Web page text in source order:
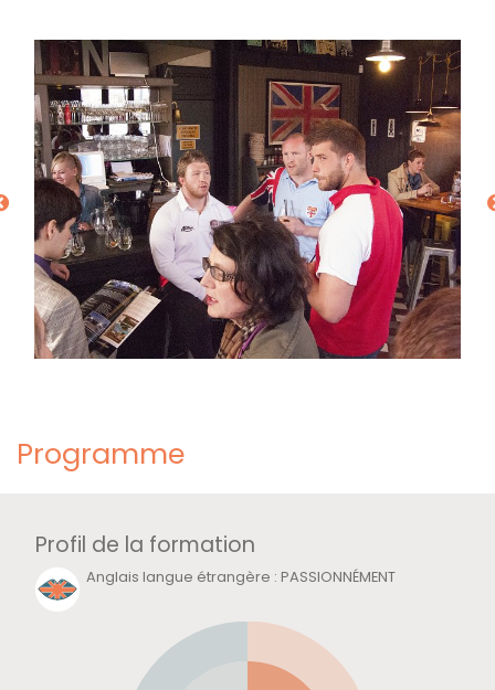
Programme
Profil de la formation
Anglais langue étrangère :PASSIONNÉMENT